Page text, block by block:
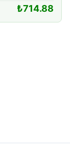
₺714.88